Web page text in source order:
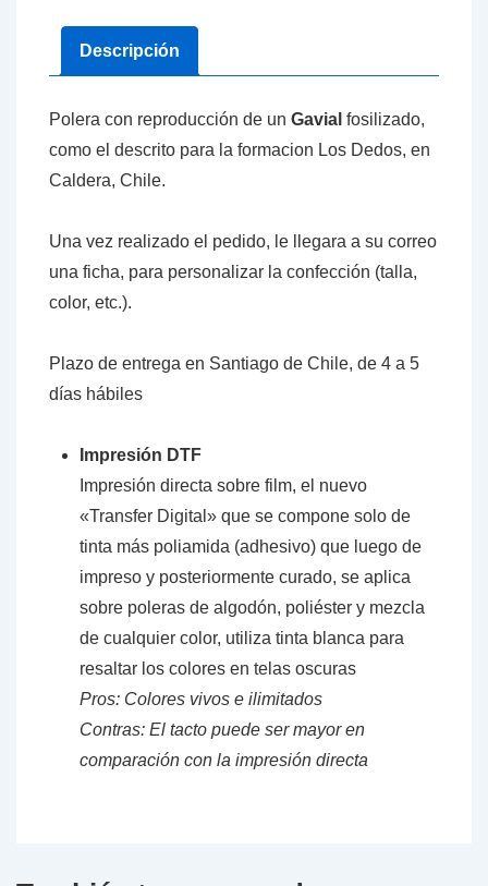
Descripción
Polera con reproducción de un Gavial fosilizado,
como el descrito para la formacion Los Dedos, en
Caldera, Chile.
Una vez realizado el pedido, le llegara a su correo
una ficha, para personalizar la confección (talla,
color, etc.).
Plazo de entrega en Santiago de Chile, de 4 a 5
días hábiles
Impresión DTF
Impresión directa sobre film, el nuevo
«Transfer Digital» que se compone solo de
tinta más poliamida (adhesivo) que luego de
impreso y posteriormente curado, se aplica
sobre poleras de algodón, poliéster y mezcla
de cualquier color, utiliza tinta blanca para
resaltar los colores en telas oscuras
Pros: Colores vivos e ilimitados
Contras: El tacto puede ser mayor en
comparación con la impresión directa